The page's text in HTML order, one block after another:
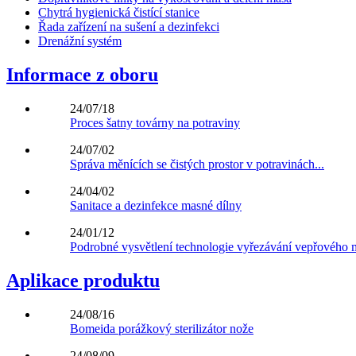
Chytrá hygienická čistící stanice
Řada zařízení na sušení a dezinfekci
Drenážní systém
Informace z oboru
24/07/18
Proces šatny továrny na potraviny
24/07/02
Správa měnících se čistých prostor v potravinách...
24/04/02
Sanitace a dezinfekce masné dílny
24/01/12
Podrobné vysvětlení technologie vyřezávání vepřového
Aplikace produktu
24/08/16
Bomeida porážkový sterilizátor nože